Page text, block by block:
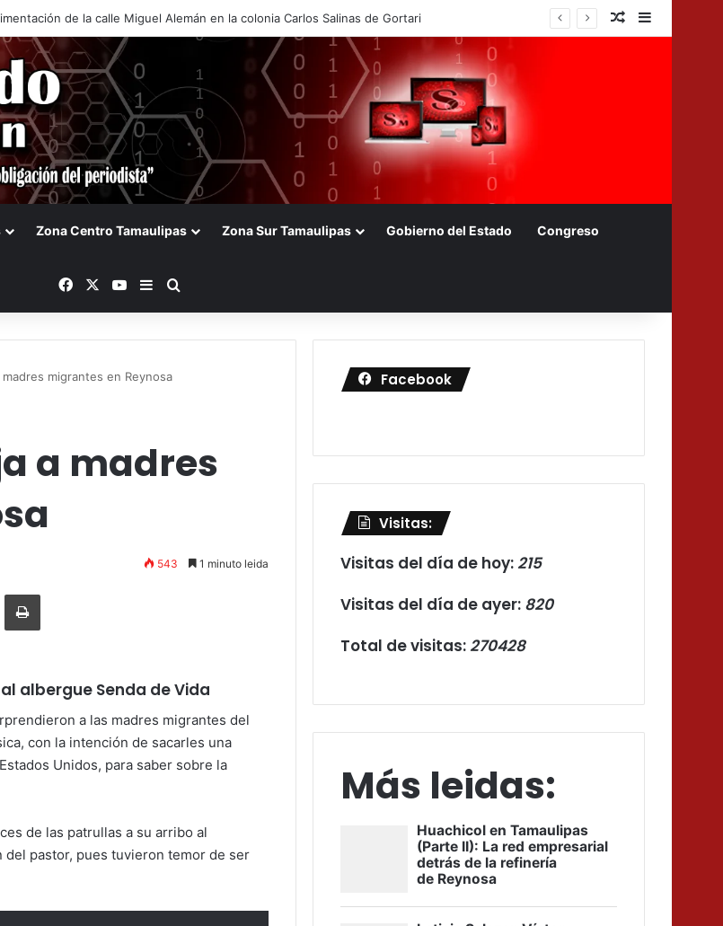
de la calle Miguel Alemán en la colonia Carlos Salinas de Gortari Nota aleatoria
Barra
Zona Centro Tamaulipas Zona Sur Tamaulipas Gobierno del Estado Congreso
FacebookYouTubeBarra lateral
migrantes en Reynosa
a madres
543 1 minuto leida
vía email Imprimir
albergue Senda de Vida
a las madres migrantes del
con la intención de sacarles una
Unidos, para saber sobre la
de las patrullas a su arribo al
pastor, pues tuvieron temor de ser
Facebook
Visitas:
Visitas del día de hoy: 215
Visitas del día de ayer: 820
Total de visitas: 270428
Más leidas: